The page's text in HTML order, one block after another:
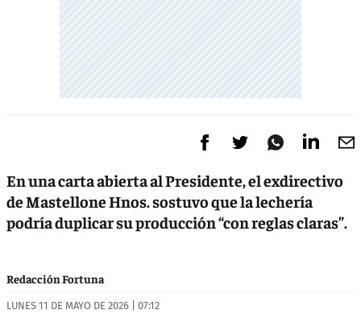
En una carta abierta al Presidente, el exdirectivo
de Mastellone Hnos. sostuvo que la lechería
podría duplicar su producción “con reglas claras”.
Redacción Fortuna
LUNES 11 DE MAYO DE 2026 | 07:12